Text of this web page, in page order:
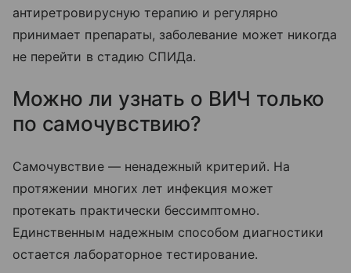
антиретровирусную терапию и регулярно
принимает препараты, заболевание может никогда
не перейти в стадию СПИДа.
Можно ли узнать о ВИЧ только
по самочувствию?
Самочувствие — ненадежный критерий. На
протяжении многих лет инфекция может
протекать практически бессимптомно.
Единственным надежным способом диагностики
остается лабораторное тестирование.